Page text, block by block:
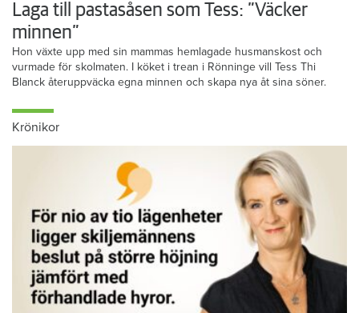
Laga till pastasåsen som Tess: ”Väcker
minnen”
Hon växte upp med sin mammas hemlagade husmanskost och
vurmade för skolmaten. I köket i trean i Rönninge vill Tess Thi
Blanck återuppväcka egna minnen och skapa nya åt sina söner.
Krönikor